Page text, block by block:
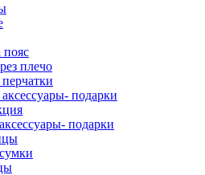
плечо
подарки
подарки